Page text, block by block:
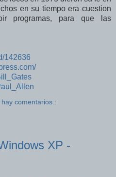
en su tiempo era cuestion
programas, para que las
142636
hay comentarios.:
XP -